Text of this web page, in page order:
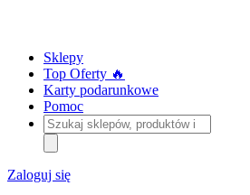
Sklepy
Top Oferty 🔥
Karty podarunkowe
Pomoc
Szukaj
sklepów,
produktów
i
kategorii
Zaloguj się